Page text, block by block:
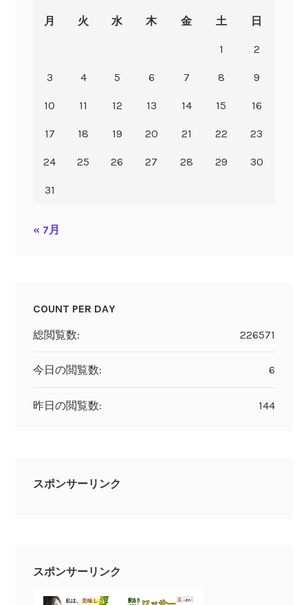
月 火 水 木 金 土 日
1 2
3 4 5 6 7 8 9
10 11 12 13 14 15 16
17 18 19 20 21 22 23
24 25 26 27 28 29 30
31
« 7月
COUNT PER DAY
226571
総閲覧数:
6
今日の閲覧数:
144
昨日の閲覧数:
スポンサーリンク
スポンサーリンク